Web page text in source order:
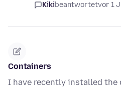
Kikibeantwortetvor 1
Containers
I have recently installed